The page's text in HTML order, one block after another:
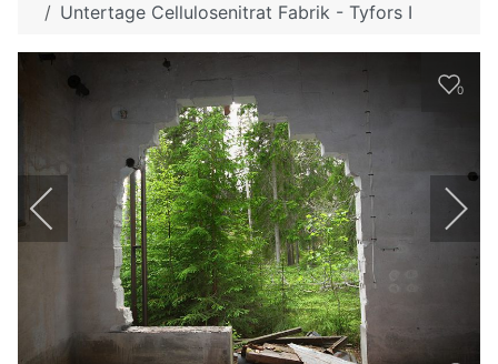
Untertage Cellulosenitrat Fabrik - Tyfors I
0